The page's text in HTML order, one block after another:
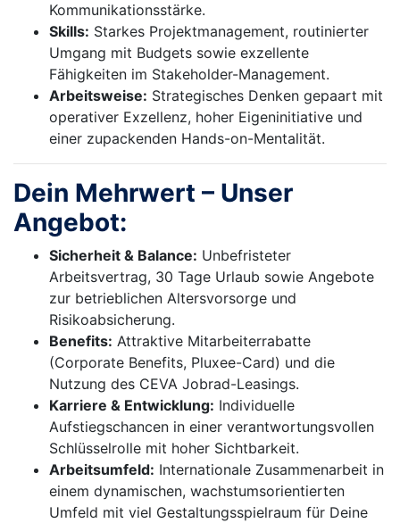
Kommunikationsstärke.
Skills: Starkes Projektmanagement, routinierter
Umgang mit Budgets sowie exzellente
Fähigkeiten im Stakeholder-Management.
Arbeitsweise: Strategisches Denken gepaart mit
operativer Exzellenz, hoher Eigeninitiative und
einer zupackenden Hands-on-Mentalität.
Dein Mehrwert – Unser
Angebot:
Sicherheit & Balance: Unbefristeter
Arbeitsvertrag, 30 Tage Urlaub sowie Angebote
zur betrieblichen Altersvorsorge und
Risikoabsicherung.
Benefits: Attraktive Mitarbeiterrabatte
(Corporate Benefits, Pluxee-Card) und die
Nutzung des CEVA Jobrad-Leasings.
Karriere & Entwicklung: Individuelle
Aufstiegschancen in einer verantwortungsvollen
Schlüsselrolle mit hoher Sichtbarkeit.
Arbeitsumfeld: Internationale Zusammenarbeit in
einem dynamischen, wachstumsorientierten
Umfeld mit viel Gestaltungsspielraum für Deine